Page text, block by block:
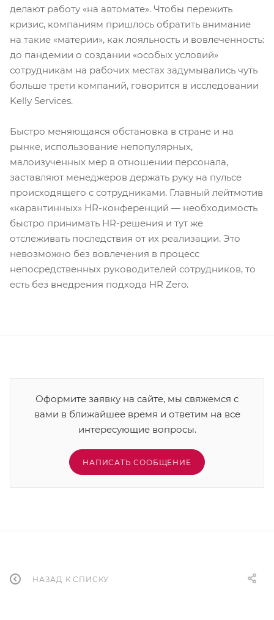
делают работу «на автомате». Чтобы пережить
кризис, компаниям пришлось обратить внимание
на такие «материи», как лояльность и вовлеченность:
до пандемии о создании «особых условий»
сотрудникам на рабочих местах задумывались чуть
больше трети компаний, говорится в исследовании
Kelly Services.
Быстро меняющаяся обстановка в стране и на
рынке, использование непопулярных,
малоизученных мер в отношении персонала,
заставляют менеджеров держать руку на пульсе
происходящего с сотрудниками. Главный лейтмотив
«карантинных» HR-конференций — необходимость
быстро принимать HR-решения и тут же
отслеживать последствия от их реализации. Это
невозможно без вовлечения в процесс
непосредственных руководителей сотрудников, то
есть без внедрения подхода HR Zero.
Оформите заявку на сайте, мы свяжемся с
вами в ближайшее время и ответим на все
интересующие вопросы.
НАПИСАТЬ СООБЩЕНИЕ
НАЗАД К СПИСКУ